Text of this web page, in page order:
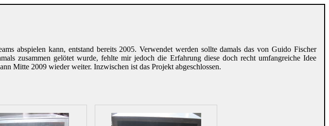
abspielen kann, entstand bereits 2005. Verwendet werden sollte damals das von Guido Fischer
zusammen gelötet wurde, fehlte mir jedoch die Erfahrung diese doch recht umfangreiche Idee
Mitte 2009 wieder weiter. Inzwischen ist das Projekt abgeschlossen.